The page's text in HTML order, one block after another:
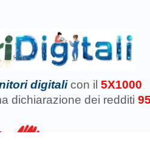
digitali con il 5X1000
dichiarazione dei redditi